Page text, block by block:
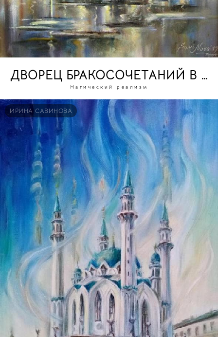
ДВОРЕЦ БРАКОСОЧЕТАНИЙ В
Магический реализм
ИРИНА САВИНОВА